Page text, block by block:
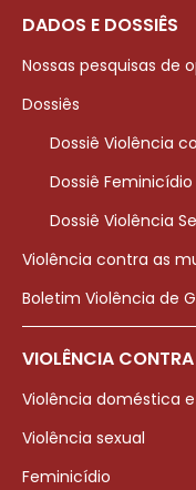
DADOS E DOSSIÊS
Nossas pesquisas de
Dossiês
Dossiê Violência
Dossiê Feminicídio
Dossiê Violência
Violência contra as
Boletim Violência de
VIOLÊNCIA CONTRA
Violência doméstica
Violência sexual
Feminicídio